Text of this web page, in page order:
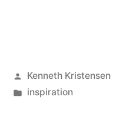
Posted
by
Kenneth Kristensen
Posted
inspiration